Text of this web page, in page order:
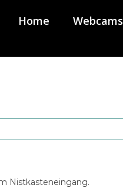
Home Webcams
Nistkasteneingang.